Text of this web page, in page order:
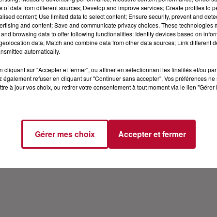
MESDAMES
voici quelques grandes voix que Grand Corps Malade
pour vous faire découvrir la fabrication de cet
chanson ? 02:45​ Comment se passe de manière
naît l'idée? 05:40​ "Mesdames" Est-ce que tu
ne sont pas dans cet album ? 07:15​ "Derrière le
histoire part d'un souvenir personnel ? 11:58​
est-ce que tu te disais que ce titre allait être aussi fort
faire pour que cela change enfin ? 21:21​
? 25:25​ Est-ce que tu penses déjà au prochain
et t'adresser à toi petit, que te dirais-tu ? Version
of data from different sources; Develop and improve services; Create profiles to
content; Use limited data to select content; Ensure security, prevent and
and content; Save and communicate privacy choices. These technologies
browsing data to offer following functionalities: Identify devices based on
data; Match and combine data from other data sources; Link different
automatically.
cliquant sur "Accepter et fermer", ou affiner en sélectionnant les finalités et/ou
également refuser en cliquant sur "Continuer sans accepter". Vos préférences
à jour vos choix, ou retirer votre consentement à tout moment via le lien
Gérer mes choix Accepter et fermer